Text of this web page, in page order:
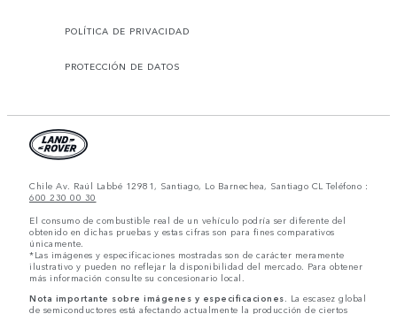
POLÍTICA DE PRIVACIDAD
PROTECCIÓN DE DATOS
Chile Av. Raúl Labbé 12981, Santiago, Lo Barnechea, Santiago CL Teléfono :
600 230 00 30
El consumo de combustible real de un vehículo podría ser diferente del
obtenido en dichas pruebas y estas cifras son para fines comparativos
únicamente.
*Las imágenes y especificaciones mostradas son de carácter meramente
ilustrativo y pueden no reflejar la disponibilidad del mercado. Para obtener
más información consulte su concesionario local.
Nota importante sobre imágenes y especificaciones. La escasez global
de semiconductores está afectando actualmente la producción de ciertos